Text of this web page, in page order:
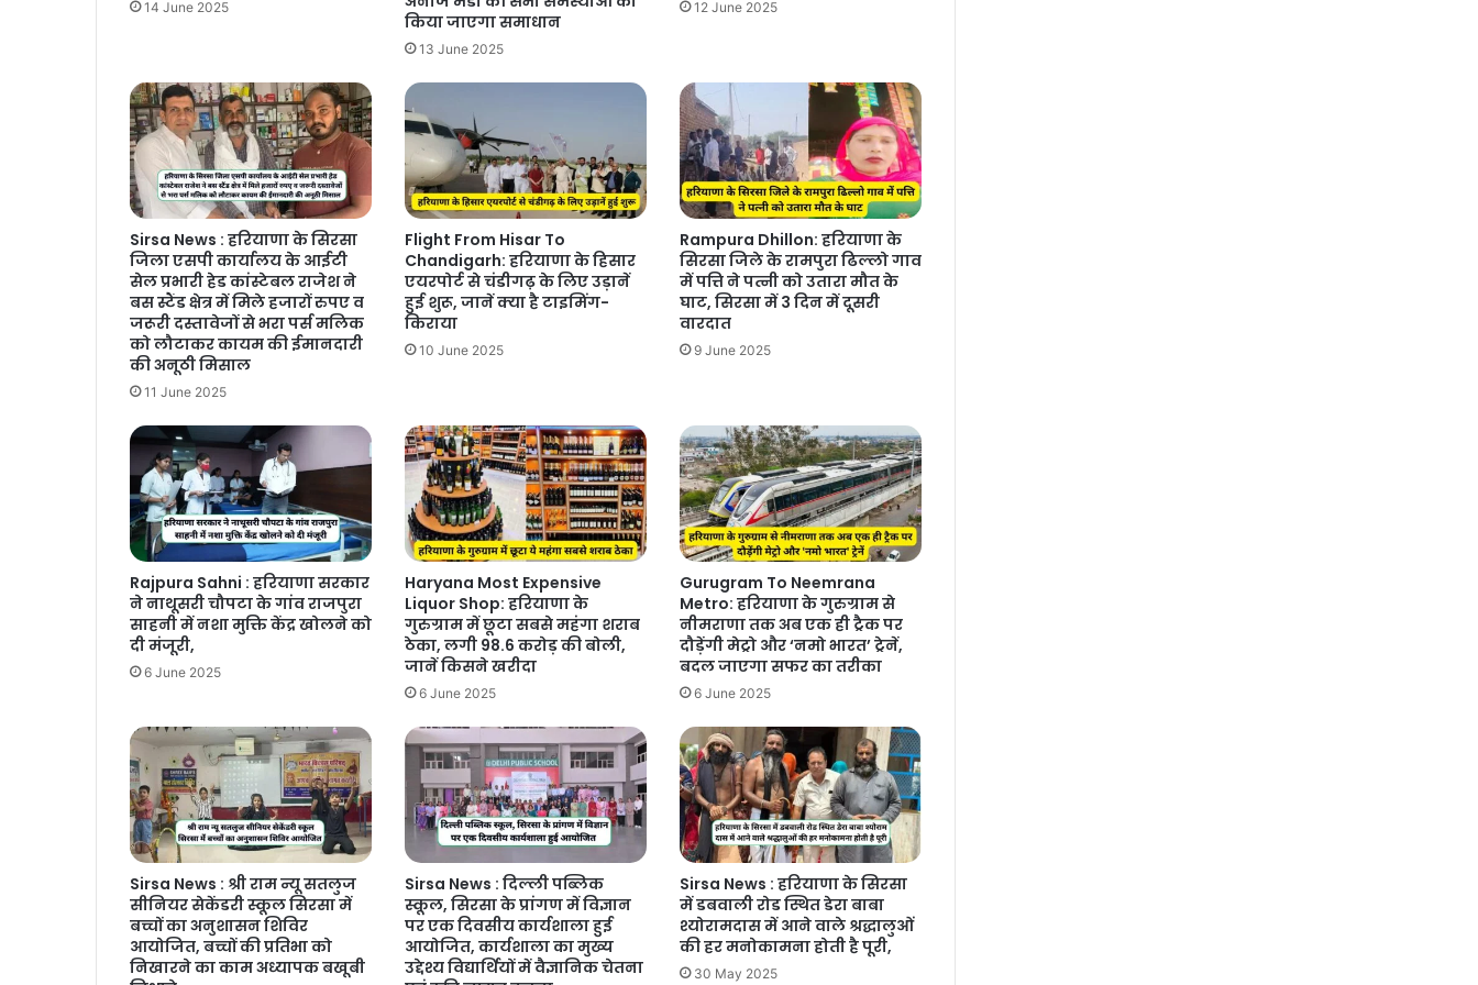
बेटे डॉ. आकाशदीप की बिना दहेज की शादी
सिरसा में तीन दिवसीय छात्र विकास
कार्यक्रम का हुआ शुभारंभ
Lado Laxmi Yojana : हरियाणा में
महिलाओं के लिए Good News, हरियाणा
में महिलाओं को मिलेंगे 2100 रुपए प्रति
14 June 2025
किया जाएगा समाधान
13 June 2025
12 June 2025
Sirsa News : हरियाणा के सिरसा
जिला एसपी कार्यालय के आईटी
सेल प्रभारी हेड कांस्टेबल राजेश ने
बस स्टैंड क्षेत्र में मिले हजारों रुपए व
जरूरी दस्तावेजों से भरा पर्स मलिक
को लौटाकर कायम की ईमानदारी
की अनूठी मिसाल
11 June 2025
Flight From Hisar To
Chandigarh: हरियाणा के हिसार
एयरपोर्ट से चंडीगढ़ के लिए उड़ानें
हुई शुरू, जानें क्या है टाइमिंग-
किराया
10 June 2025
Rampura Dhillon: हरियाणा के
सिरसा जिले के रामपुरा ढिल्लो गाव
में पत्ति ने पत्नी को उतारा मौत के
घाट, सिरसा में 3 दिन में दूसरी
वारदात
9 June 2025
Rajpura Sahni : हरियाणा सरकार
ने नाथूसरी चौपटा के गांव राजपुरा
साहनी में नशा मुक्ति केंद्र खोलने को
दी मंजूरी,
6 June 2025
Haryana Most Expensive
Liquor Shop: हरियाणा के
गुरुग्राम में छूटा सबसे महंगा शराब
ठेका, लगी 98.6 करोड़ की बोली,
जानें किसने खरीदा
6 June 2025
Gurugram To Neemrana
Metro: हरियाणा के गुरुग्राम से
नीमराणा तक अब एक ही ट्रैक पर
दौड़ेंगी मेट्रो और ‘नमो भारत’ ट्रेनें,
बदल जाएगा सफर का तरीका
6 June 2025
Sirsa News : श्री राम न्यू सतलुज
सीनियर सेकेंडरी स्कूल सिरसा में
बच्चों का अनुशासन शिविर
आयोजित, बच्चों की प्रतिभा को
निखारने का काम अध्यापक बखूबी
Sirsa News : दिल्ली पब्लिक
स्कूल, सिरसा के प्रांगण में विज्ञान
पर एक दिवसीय कार्यशाला हुई
आयोजित, कार्यशाला का मुख्य
उद्देश्य विद्यार्थियों में वैज्ञानिक चेतना
Sirsa News : हरियाणा के सिरसा
में डबवाली रोड स्थित डेरा बाबा
श्योरामदास में आने वाले श्रद्धालुओं
की हर मनोकामना होती है पूरी,
30 May 2025